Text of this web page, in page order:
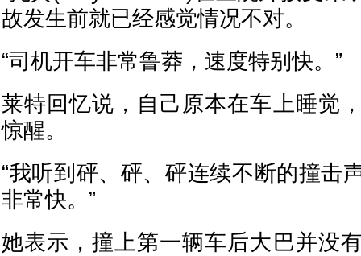
故发生前就已经感觉情况不对。
“司机开车非常鲁莽，速度特别快。”
莱特回忆说，自己原本在车上睡觉
惊醒。
“我听到砰、砰、砰连续不断的撞击
非常快。”
她表示，撞上第一辆车后大巴并没